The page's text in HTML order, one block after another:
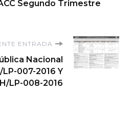
Segundo Trimestre
ENTRADA
Nacional
LP-007-2016 Y
LP-008-2016